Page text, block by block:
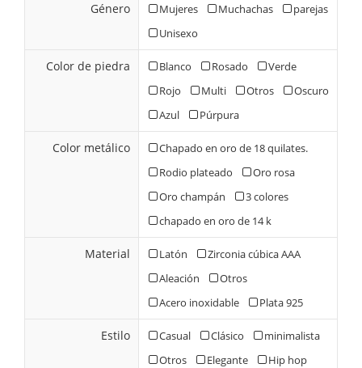
Género Mujeres Muchachas
parejas
Unisexo
Color de piedra Blanco Rosado
Verde
Rojo
Multi Otros
Oscuro
Azul
Púrpura
Color metálico
Chapado en oro de 18 quilates.
Rodio plateado
Oro rosa
Oro champán
3 colores
chapado en oro de 14 k
Material Latón
Zirconia cúbica AAA
Aleación
Otros
Acero inoxidable
Plata 925
Estilo Casual Clásico
minimalista
Otros
Elegante Hip hop